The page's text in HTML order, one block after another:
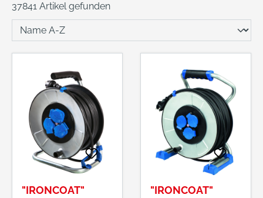
37841 Artikel gefunden
"IRONCOAT"
"IRONCOAT"